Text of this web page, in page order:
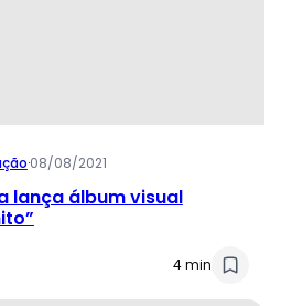
·08/08/2021
lança álbum visual
4 min